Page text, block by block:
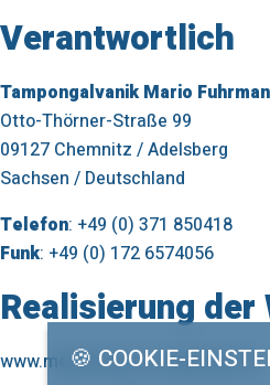
Verantwortlich
Tampongalvanik Mario
Otto-Thörner-Straße 99
09127 Chemnitz / Adelsberg
Sachsen / Deutschland
Telefon: +49 (0) 371 850418
Funk: +49 (0) 172 6574056
Realisierung der
www.medienhaus-erzgebirge.de
🍪 COOKIE-